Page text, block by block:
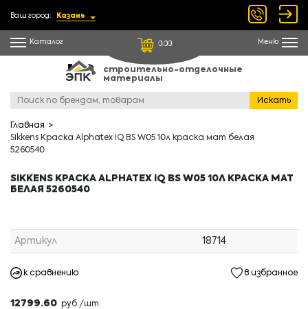
Ваш город: Казань
Каталог 0.00 Меню
строительно-отделочные
материалы
Искать
Главная
Sikkens Краска Alphatex IQ BS W05 10л краска мат белая
5260540
SIKKENS КРАСКА ALPHATEX IQ BS W05 10Л КРАСКА МАТ
БЕЛАЯ 5260540
Артикул 18714
к сравнению в избранное
12799.60 руб./шт.